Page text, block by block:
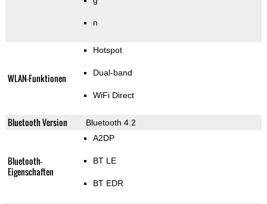
n
WLAN-Funktionen
Hotspot
Dual-band
WiFi Direct
Bluetooth Version Bluetooth 4.2
Bluetooth-
Eigenschaften
A2DP
BT LE
BT EDR